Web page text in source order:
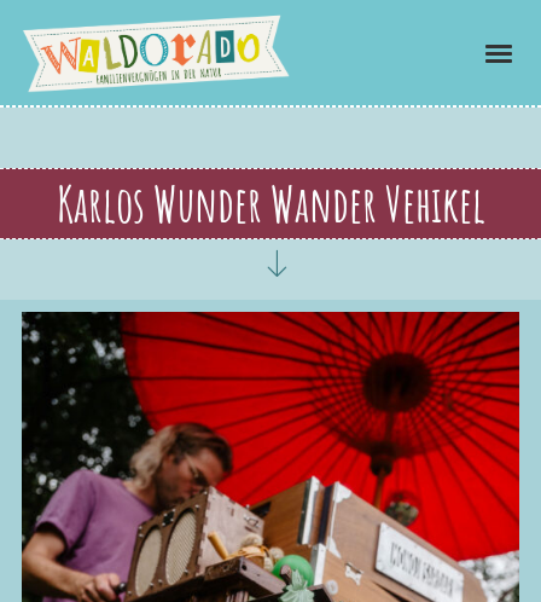
Karlos Wunder Wander Vehikel